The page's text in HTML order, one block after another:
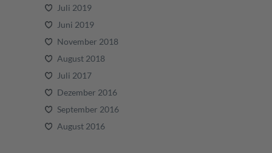
Juli 2019
Juni 2019
November 2018
August 2018
Juli 2017
Dezember 2016
September 2016
August 2016